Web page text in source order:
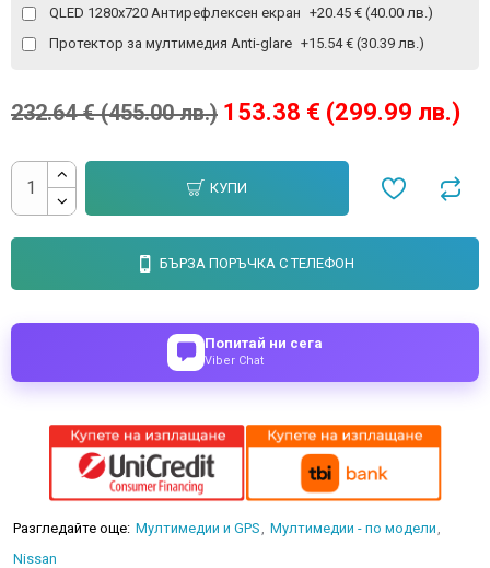
153.38 € (299.99 лв.)
232.64 € (455.00 лв.)
QLED 1280x720 Антирефлексен екран +20.45 € (40.00 лв.)
Протектор за мултимедия Anti-glare +15.54 € (30.39 лв.)
КУПИ
БЪРЗА ПОРЪЧКА С ТЕЛЕФОН
Попитай ни сега
Viber Chat
Разгледайте още: Мултимедии и GPS
Мултимедии - по модели
Nissan